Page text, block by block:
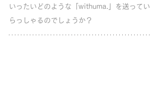
いったいどのような「withuma.」を送ってい
らっしゃるのでしょうか？